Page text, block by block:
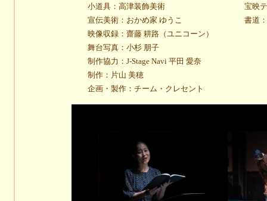
小道具：高津装飾美術
宣伝美術：おかめ家 ゆうこ
映像収録：齋藤 耕路（ユニコーン）
舞台写真：小杉 朋子
制作協力：J-Stage Navi 平田 愛奈
制作：片山 美穂
企画・製作：チーム・クレセント
宝映
書道